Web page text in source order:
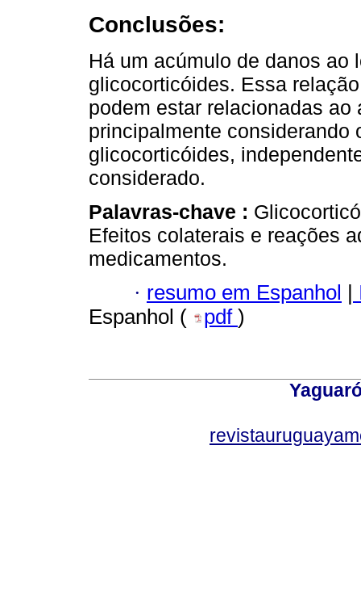
Conclusões:
Há um acúmulo de danos ao
glicocorticóides. Essa
podem estar relacionadas
principalmente
glicocorticóides,
considerado.
Palavras-chave :
Efeitos colaterais e reações
medicamentos.
· resumo em Espanhol
Espanhol (
pdf )